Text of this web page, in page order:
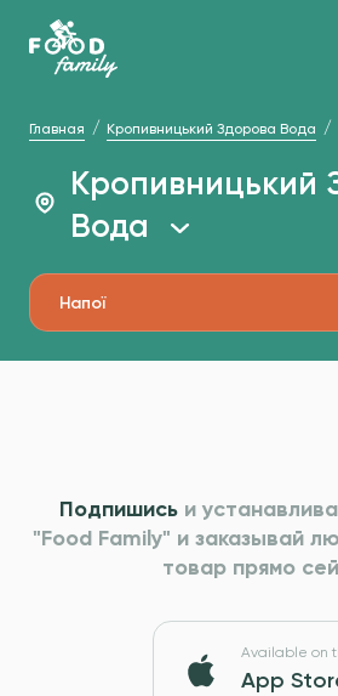
Главная Кропивницький Здорова Вода
Кропивницький
Вода
Напої
Подпишисьи
"Food Family" и заказывай
товар прямо
Available on
App